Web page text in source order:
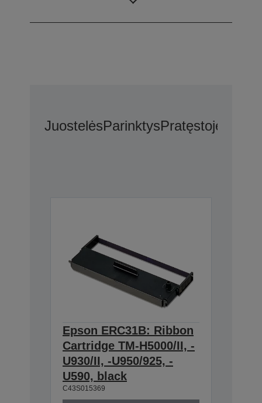
JuostelėsParinktysPratęstoje
Epson ERC31B: Ribbon
Cartridge TM-H5000/II, -
U930/II, -U950/925, -
U590, black
C43S015369